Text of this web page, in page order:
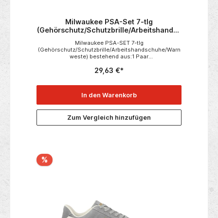
Milwaukee PSA-Set 7-tlg
(Gehörschutz/Schutzbrille/Arbeitshandsc
Milwaukee PSA-SET 7-tlg
(Gehörschutz/Schutzbrille/Arbeitshandschuhe/Warn
weste) bestehend aus:1 Paar
Schnittschutzhandschuhe Gr. 10 (XL)1 Stück
Milwaukee Gehörschutzstöpsel mit Schnur1 Stück
29,63 €*
In den Warenkorb
Zum Vergleich hinzufügen
%